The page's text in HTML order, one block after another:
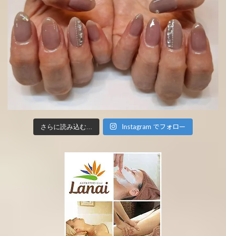
さらに読み込む... Instagram でフォロー